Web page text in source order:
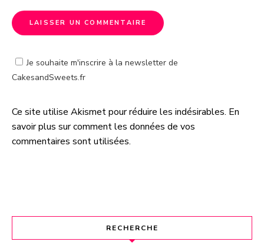
Je souhaite m'inscrire à la newsletter de
CakesandSweets.fr
A
l
t
t
Ce site utilise Akismet pour réduire les indésirables. En
savoir plus sur comment les données de vos
commentaires sont utilisées.
RECHERCHE